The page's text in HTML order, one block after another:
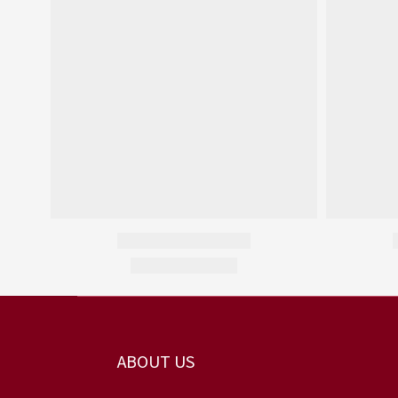
ABOUT US